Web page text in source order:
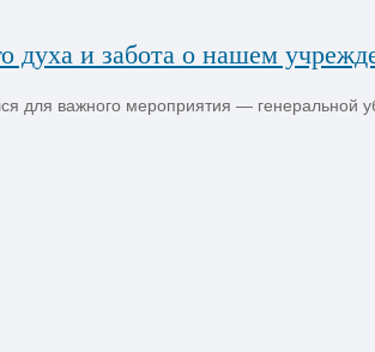
духа и забота о нашем
для важного мероприятия — генеральной